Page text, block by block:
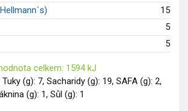
15
5
5
celkem: 1594 kJ
(g): 7, Sacharidy (g): 19, SAFA (g): 2,
(g): 1, Sůl (g): 1